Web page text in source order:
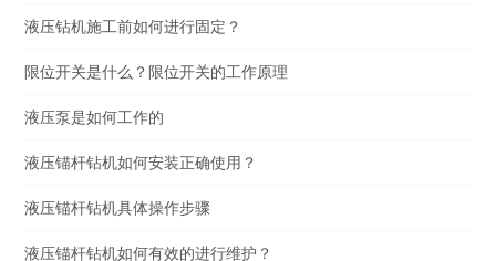
液压钻机施工前如何进行固定？
限位开关是什么？限位开关的工作原理
液压泵是如何工作的
液压锚杆钻机如何安装正确使用？
液压锚杆钻机具体操作步骤
液压锚杆钻机如何有效的进行维护？